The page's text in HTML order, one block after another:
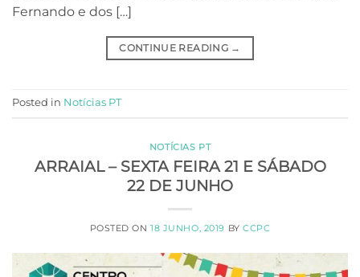
Fernando e dos […]
CONTINUE READING →
Posted in Notícias PT
NOTÍCIAS PT
ARRAIAL – SEXTA FEIRA 21 E SÁBADO
22 DE JUNHO
POSTED ON18 JUNHO, 2019 BYCCPC